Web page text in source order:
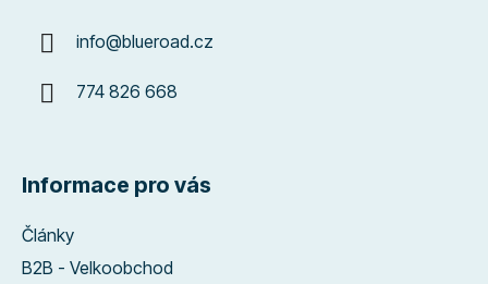
info@blueroad.cz
774 826 668
Informace pro vás
Články
B2B - Velkoobchod